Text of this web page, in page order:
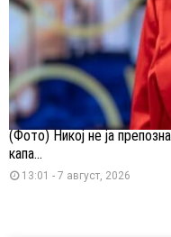
(Фото) Никој не ја
капа...
13:01 - 7 август, 2026